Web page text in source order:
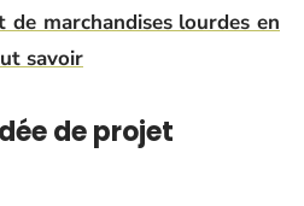
de marchandises lourdes en
savoir
de projet